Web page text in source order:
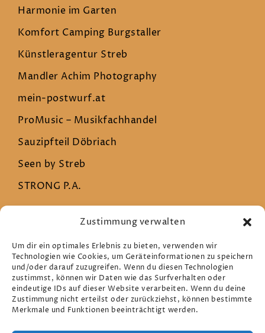
Zustimmung verwalten
Um dir ein optimales Erlebnis zu bieten, verwenden wir
Technologien wie Cookies, um Geräteinformationen zu speichern
und/oder darauf zuzugreifen. Wenn du diesen Technologien
zustimmst, können wir Daten wie das Surfverhalten oder
eindeutige IDs auf dieser Website verarbeiten. Wenn du deine
Zustimmung nicht erteilst oder zurückziehst, können bestimmte
Merkmale und Funktionen beeinträchtigt werden.
Harmonie im Garten
Komfort Camping Burgstaller
Künstleragentur Streb
Mandler Achim Photography
mein-postwurf.at
ProMusic – Musikfachhandel
Sauzipfteil Döbriach
Seen by Streb
STRONG P.A.
Datenschutz
Impressum